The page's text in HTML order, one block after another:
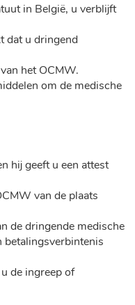
in België, u verblijft
dat u dringend
het OCMW.
om de medische
hij geeft u een attest
van de plaats
de dringende medische
betalingsverbintenis
de ingreep of